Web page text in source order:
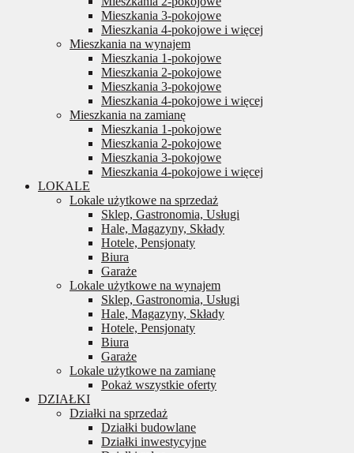
Mieszkania 3-pokojowe
Mieszkania 4-pokojowe i więcej
Mieszkania na wynajem
Mieszkania 1-pokojowe
Mieszkania 2-pokojowe
Mieszkania 3-pokojowe
Mieszkania 4-pokojowe i więcej
Mieszkania na zamianę
Mieszkania 1-pokojowe
Mieszkania 2-pokojowe
Mieszkania 3-pokojowe
Mieszkania 4-pokojowe i więcej
LOKALE
Lokale użytkowe na sprzedaż
Sklep, Gastronomia, Usługi
Hale, Magazyny, Składy
Hotele, Pensjonaty
Biura
Garaże
Lokale użytkowe na wynajem
Sklep, Gastronomia, Usługi
Hale, Magazyny, Składy
Hotele, Pensjonaty
Biura
Garaże
Lokale użytkowe na zamianę
Pokaż wszystkie oferty
DZIAŁKI
Działki na sprzedaż
Działki budowlane
Działki inwestycyjne